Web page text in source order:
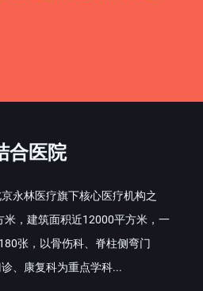
合医院
永林医疗旗下核心医疗机构之
，建筑面积近12000平方米，一
张，以骨伤科、脊柱侧弯门
、康复科为重点学科...